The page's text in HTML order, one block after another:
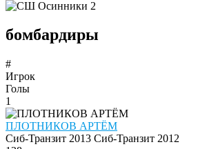
бомбардиры
#
Игрок
Голы
1
ПЛОТНИКОВ АРТЁМ
Сиб-Транзит 2013 Сиб-Транзит 2012